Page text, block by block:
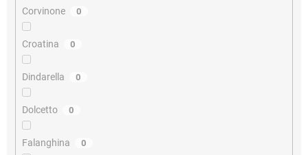
Corvinone 0
Croatina 0
Dindarella 0
Dolcetto 0
Falanghina 0